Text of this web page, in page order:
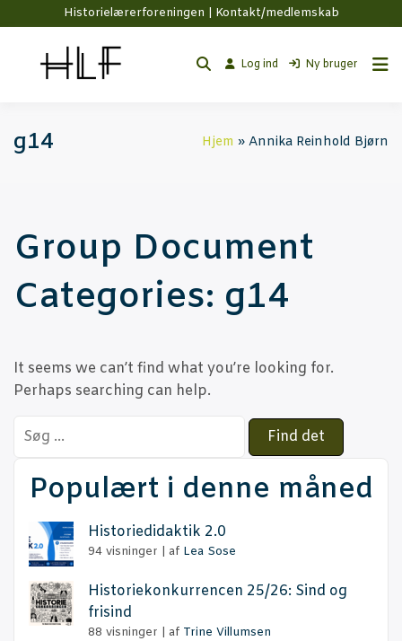
Historielærerforeningen | Kontakt/medlemskab
Log ind Ny bruger
g14 Hjem Annika Reinhold Bjørn
Group Document
Categories: g14
It seems we can’t find what you’re looking for.
Perhaps searching can help.
Search
Populært i denne måned
Histo­ri­e­di­dak­tik 2.0
94 visninger af Lea Sose
Histo­rie­kon­kur­ren­cen 25/26: Sind og
frisind
88 visninger af Trine Villumsen